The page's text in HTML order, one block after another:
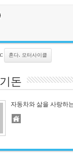
혼다. 모터사이클
돈
자동차와 삶을 사랑하